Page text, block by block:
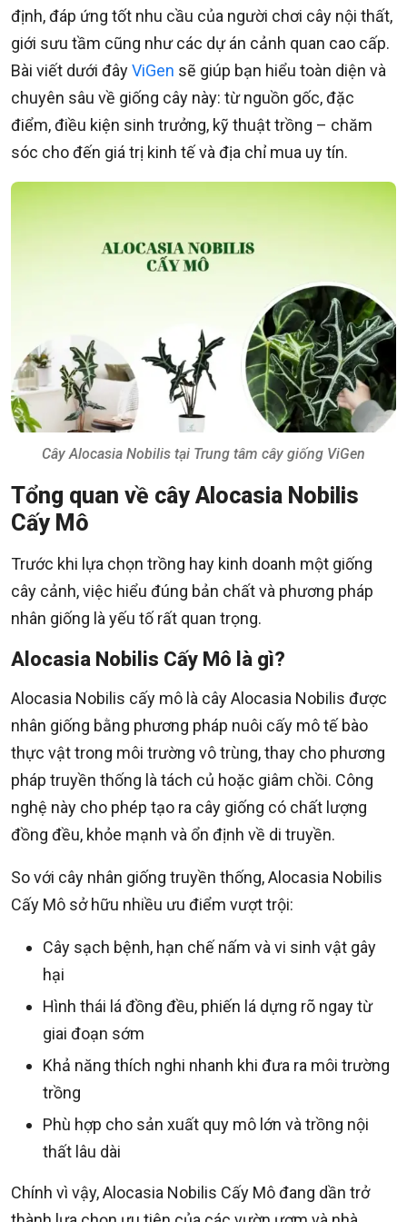
định, đáp ứng tốt nhu cầu của người chơi cây nội thất,
giới sưu tầm cũng như các dự án cảnh quan cao cấp.
Bài viết dưới đâyViGen sẽ giúp bạn hiểu toàn diện và
chuyên sâu về giống cây này: từ nguồn gốc, đặc
điểm, điều kiện sinh trưởng, kỹ thuật trồng – chăm
sóc cho đến giá trị kinh tế và địa chỉ mua uy tín.
Cây Alocasia Nobilis tại Trung tâm cây giống ViGen
Tổng quan về cây Alocasia Nobilis
Cấy Mô
Trước khi lựa chọn trồng hay kinh doanh một giống
cây cảnh, việc hiểu đúng bản chất và phương pháp
nhân giống là yếu tố rất quan trọng.
Alocasia Nobilis Cấy Mô là gì?
Alocasia Nobilis cấy mô là cây Alocasia Nobilis được
nhân giống bằng phương pháp nuôi cấy mô tế bào
thực vật trong môi trường vô trùng, thay cho phương
pháp truyền thống là tách củ hoặc giâm chồi. Công
nghệ này cho phép tạo ra cây giống có chất lượng
đồng đều, khỏe mạnh và ổn định về di truyền.
So với cây nhân giống truyền thống, Alocasia Nobilis
Cấy Mô sở hữu nhiều ưu điểm vượt trội:
Cây sạch bệnh, hạn chế nấm và vi sinh vật gây
hại
Hình thái lá đồng đều, phiến lá dựng rõ ngay từ
giai đoạn sớm
Khả năng thích nghi nhanh khi đưa ra môi trường
trồng
Phù hợp cho sản xuất quy mô lớn và trồng nội
thất lâu dài
Chính vì vậy, Alocasia Nobilis Cấy Mô đang dần trở